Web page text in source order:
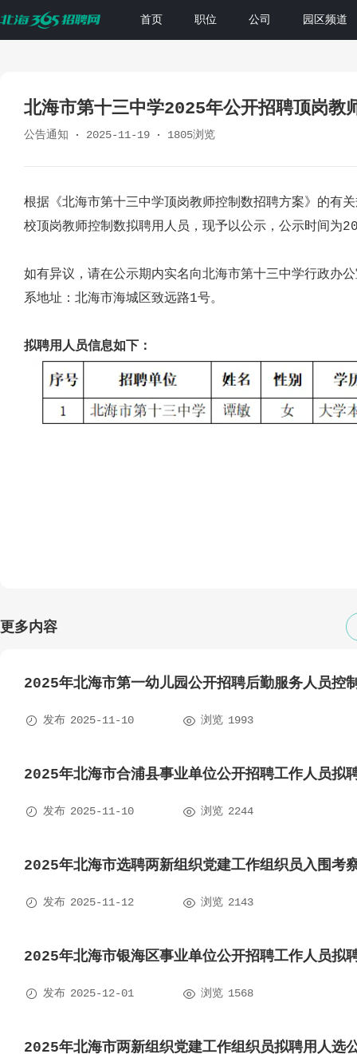
首页 职位 公司 园区频道
北海市第十三中学2025年公开招聘顶岗教
公告通知 2025-11-19 1805浏览
根据《北海市第十三中学顶岗教师控制数招聘方案》的有
校顶岗教师控制数拟聘用人员，现予以公示，公示时间
如有异议，请在公示期内实名向北海市第十三中学行政
系地址：北海市海城区致远路1号。
拟聘用人员信息如下：
更多内容
2025年北海市第一幼儿园公开招聘后勤服务人员控
 发布 2025-11-10  浏览 1993
2025年北海市合浦县事业单位公开招聘工作人员拟
 发布 2025-11-10  浏览 2244
2025年北海市选聘两新组织党建工作组织员入围考
 发布 2025-11-12  浏览 2143
2025年北海市银海区事业单位公开招聘工作人员拟
 发布 2025-12-01  浏览 1568
2025年北海市两新组织党建工作组织员拟聘用人选